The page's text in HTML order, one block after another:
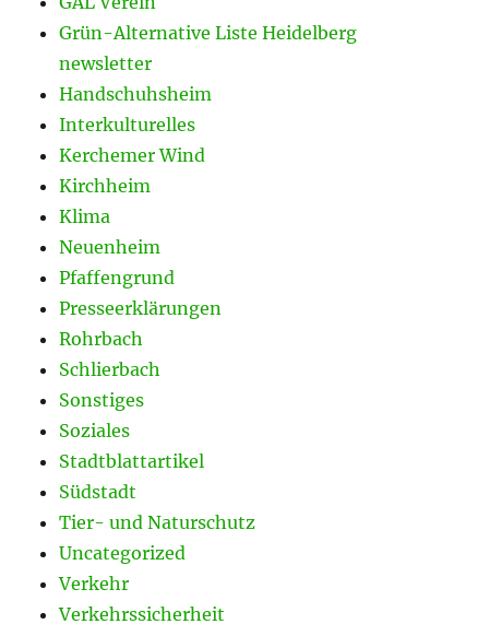
Grün-Alternative Liste Heidelberg
newsletter
Handschuhsheim
Interkulturelles
Kerchemer Wind
Kirchheim
Klima
Neuenheim
Pfaffengrund
Presseerklärungen
Rohrbach
Schlierbach
Sonstiges
Soziales
Stadtblattartikel
Südstadt
Tier- und Naturschutz
Uncategorized
Verkehr
Verkehrssicherheit